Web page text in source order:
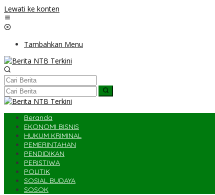
Lewati ke konten
Tambahkan Menu
Beranda
EKONOMI BISNIS
HUKUM KRIMINAL
PEMERINTAHAN
PENDIDIKAN
PERISTIWA
POLITIK
SOSIAL BUDAYA
SOSOK